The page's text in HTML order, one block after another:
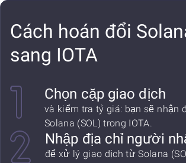
Cách hoán đổi
sang IOTA
Chọn cặp giao dịch
và kiểm tra tỷ giá: bạn sẽ nhận
Solana (SOL) trong IOTA.
Nhập địa chỉ người
để xử lý giao dịch từ Solana